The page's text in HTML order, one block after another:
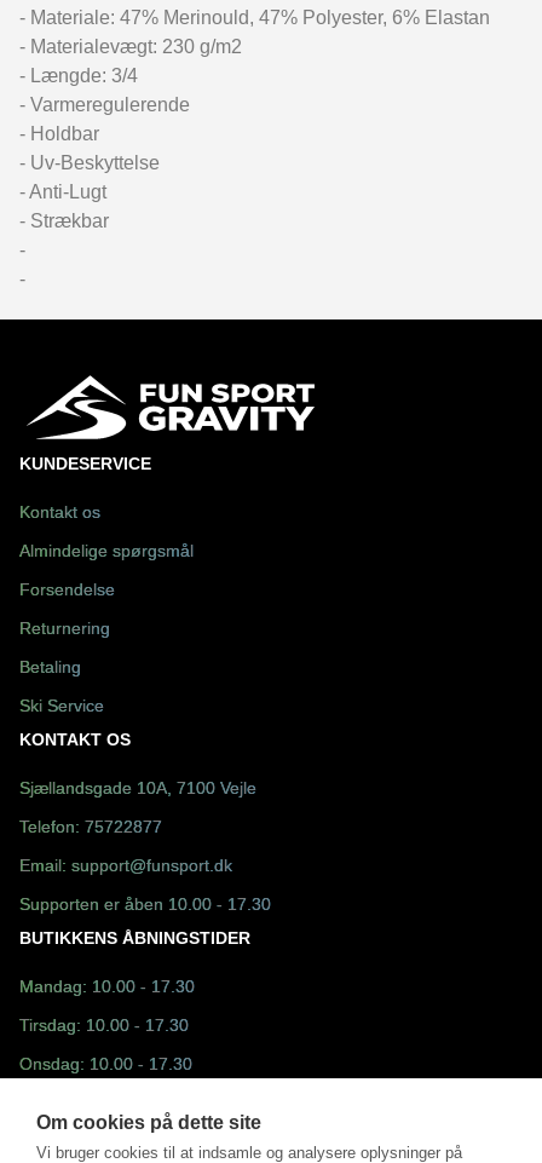
- Materiale: 47% Merinould, 47% Polyester, 6% Elastan
- Materialevægt: 230 g/m2
- Længde: 3/4
- Varmeregulerende
- Holdbar
- Uv-Beskyttelse
- Anti-Lugt
- Strækbar
-
-
KUNDESERVICE
Kontakt os
Almindelige spørgsmål
Forsendelse
Returnering
Betaling
Ski Service
KONTAKT OS
Sjællandsgade 10A, 7100 Vejle
Telefon: 75722877
Email: support@funsport.dk
Supporten er åben 10.00 - 17.30
BUTIKKENS ÅBNINGSTIDER
Mandag: 10.00 - 17.30
Tirsdag: 10.00 - 17.30
Onsdag: 10.00 - 17.30
Fredag: 10.30 - 17.30
Om cookies på dette site
Vi bruger cookies til at indsamle og analysere oplysninger på